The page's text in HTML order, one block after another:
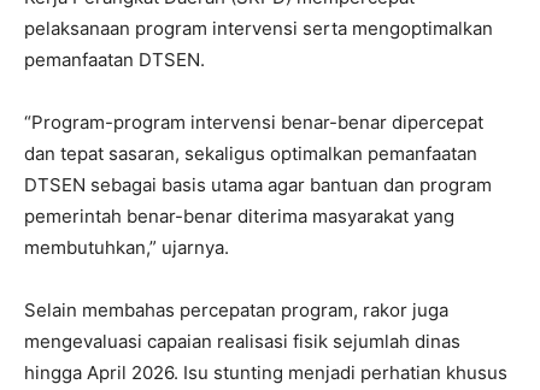
pelaksanaan program intervensi serta mengoptimalkan
pemanfaatan DTSEN.
“Program-program intervensi benar-benar dipercepat
dan tepat sasaran, sekaligus optimalkan pemanfaatan
DTSEN sebagai basis utama agar bantuan dan program
pemerintah benar-benar diterima masyarakat yang
membutuhkan,” ujarnya.
Selain membahas percepatan program, rakor juga
mengevaluasi capaian realisasi fisik sejumlah dinas
hingga April 2026. Isu stunting menjadi perhatian khusus